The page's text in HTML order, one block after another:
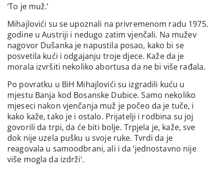
‘To je muž.’
Mihajlovići su se upoznali na privremenom radu 1975.
godine u Austriji i nedugo zatim vjenčali. Na mužev
nagovor Dušanka je napustila posao, kako bi se
posvetila kući i odgajanju troje djece. Kaže da je
morala izvršiti nekoliko abortusa da ne bi više rađala.
Po povratku u BiH Mihajlovići su izgradili kuću u
mjestu Banja kod Bosanske Dubice. Samo nekoliko
mjeseci nakon vjenčanja muž je počeo da je tuče, i
kako kaže, tako je i ostalo. Prijatelji i rodbina su joj
govorili da trpi, da će biti bolje. Trpjela je, kaže, sve
dok nije uzela pušku u svoje ruke. Tvrdi da je
reagovala u samoodbrani, ali i da ‘jednostavno nije
više mogla da izdrži’.